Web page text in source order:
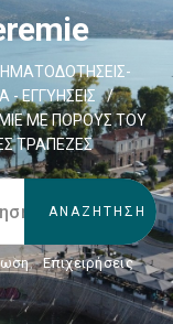
- ΕΓΓΥΗΣΕΙΣ
/
ΜΕ ΠΟΡΟΥΣ ΤΟΥ
ΤΡΑΠΕΖΕΣ
, Επιχειρήσεις